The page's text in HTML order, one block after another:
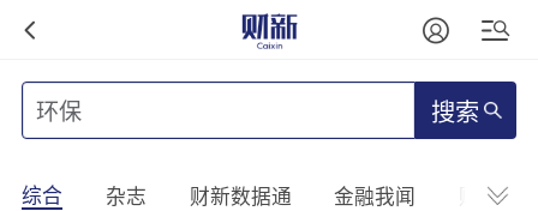
搜索
综合 杂志 财新数据通 金融我闻 财新